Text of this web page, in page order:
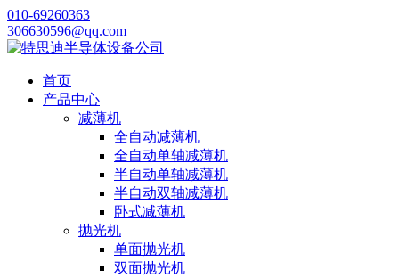
010-69260363
306630596@qq.com
首页
产品中心
减薄机
全自动减薄机
全自动单轴减薄机
半自动单轴减薄机
半自动双轴减薄机
卧式减薄机
抛光机
单面抛光机
双面抛光机